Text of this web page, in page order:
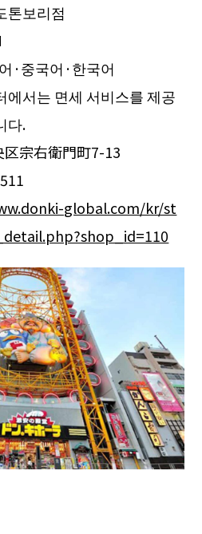
톤보리점
·중국어·한국어
에서는 면세 서비스를 제공
다.
区宗右衛門町7-13
global.com/kr/st